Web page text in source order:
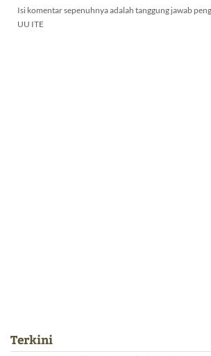
Isi komentar sepenuhnya adalah tanggung jawab
UU ITE
Terkini